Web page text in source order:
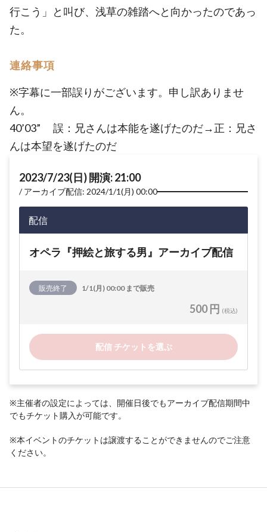
行こう」と叫び、浅草の雑踏へと向かったのであっ
た。
連絡事項
※字幕に一部誤りがございます。申し訳ありませ
ん。
40’03” 誤：兄さんは本能を遂げたのだ→正：兄さ
んは本望を遂げたのだ
2023/7/23(日) 開演: 21:00
アーカイブ配信: 2024/1/1(月) 00:00
配信
オペラ『押絵と旅する男』アーカイブ配信
販売終了 1/1(月) 00:00 まで販売
500 円 (税込)
配信 チケットを選ぶ
※主催者の設定によっては、開催日後でもアーカイブ配信期間中
でもチケット購入が可能です。
※本イベントのチケットは譲渡することができませんのでご注意
ください。